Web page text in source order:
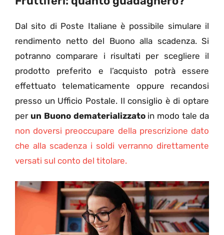
Dal sito di Poste Italiane è possibile simulare il
rendimento netto del Buono alla scadenza. Si
potranno comparare i risultati per scegliere il
prodotto preferito e l’acquisto potrà essere
effettuato telematicamente oppure recandosi
presso un Ufficio Postale. Il consiglio è di optare
per un Buono dematerializzatoin modo tale da
non doversi preoccupare della prescrizione dato
che alla scadenza i soldi verranno direttamente
versati sul conto del titolare.